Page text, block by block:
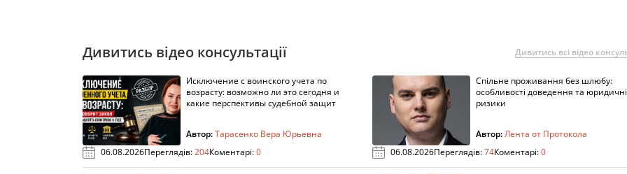
Дивитись відео консультації Дивитись всі відео
Исключение с воинского учета по
возрасту: возможно ли это сегодня и
какие перспективы судебной защит
Автор:Тарасенко Вера Юрьевна
06.08.2026Переглядів:204Коментарі:0
Спільне проживання без шлюбу:
особливості доведення та юридичні
ризики
Автор:Лента от Протокола
06.08.2026Переглядів:74Коментарі:0